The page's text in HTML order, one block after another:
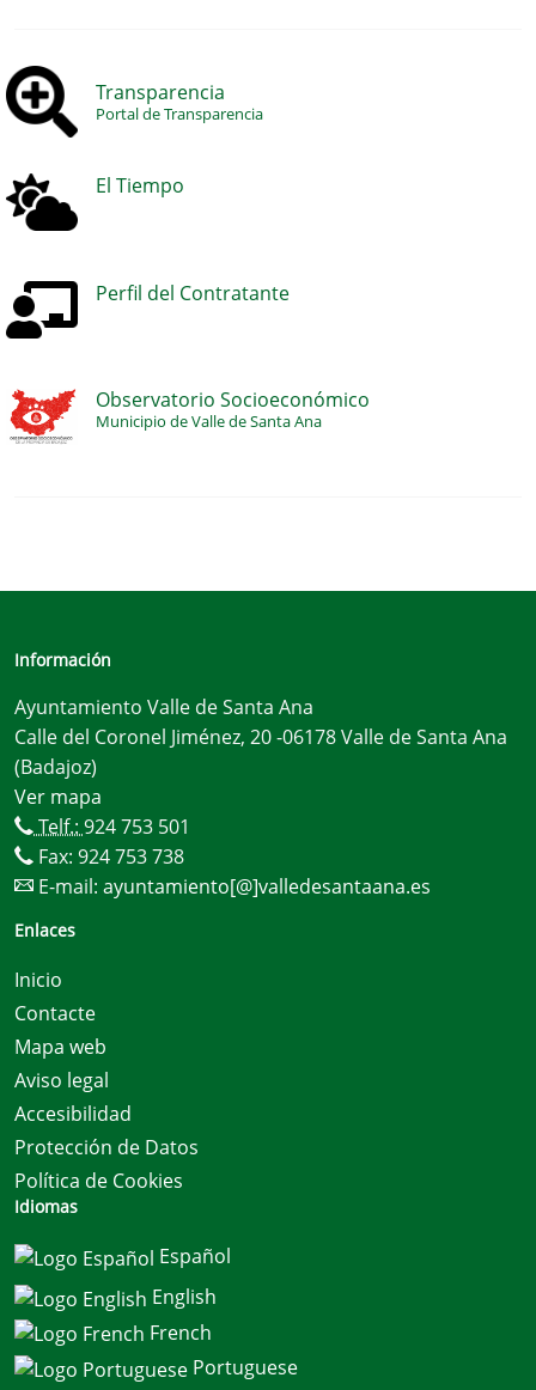
Transparencia
Portal de Transparencia
El Tiempo
Perfil del Contratante
Observatorio Socioeconómico
Municipio de Valle de Santa Ana
Información
Ayuntamiento Valle de Santa Ana
Calle del Coronel Jiménez, 20 -06178 Valle de Santa Ana
(Badajoz)
Ver mapa
Telf.: 924 753 501
Fax: 924 753 738
E-mail: ayuntamiento[@]valledesantaana.es
Enlaces
Inicio
Contacte
Mapa web
Aviso legal
Accesibilidad
Protección de Datos
Política de Cookies
Idiomas
Español
English
French
Portuguese